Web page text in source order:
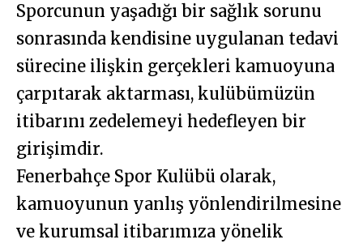
Sporcunun yaşadığı bir sağlık sorunu
sonrasında kendisine uygulanan tedavi
sürecine ilişkin gerçekleri kamuoyuna
çarpıtarak aktarması, kulübümüzün
itibarını zedelemeyi hedefleyen bir
girişimdir.
Fenerbahçe Spor Kulübü olarak,
kamuoyunun yanlış yönlendirilmesine
ve kurumsal itibarımıza yönelik